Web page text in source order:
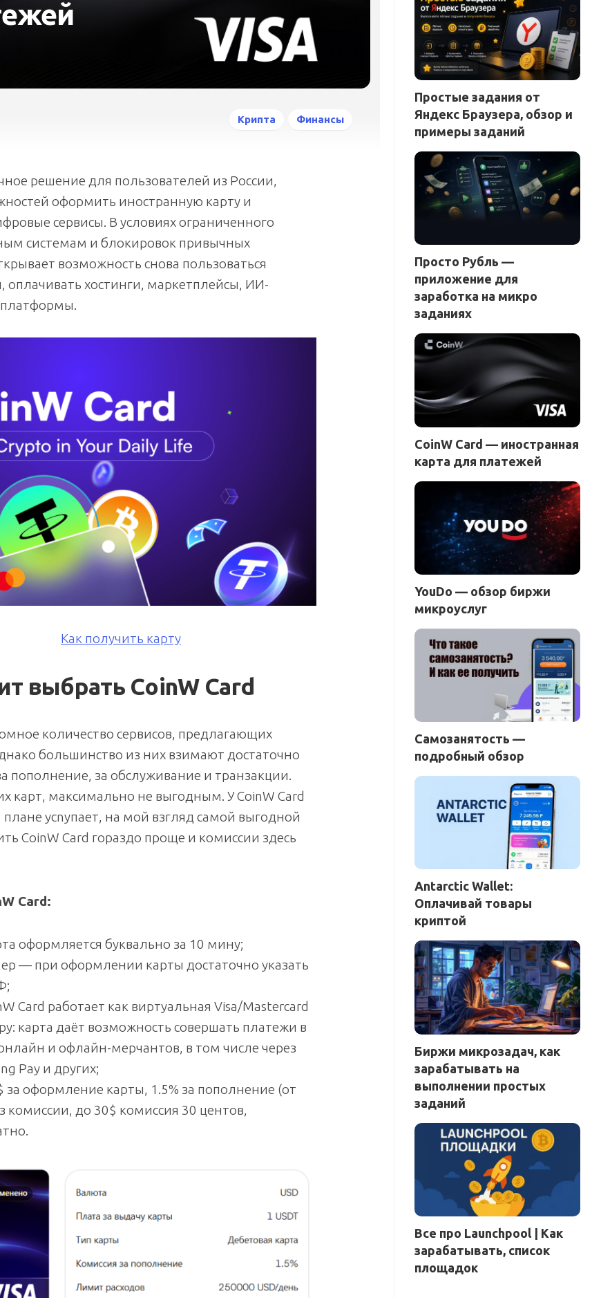
Крипта Финансы
решение для пользователей из России,
оформить иностранную карту и
сервисы. В условиях ограниченного
системам и блокировок привычных
возможность снова пользоваться
хостинги, маркетплейсы, ИИ-
Как получить карту
выбрать CoinW Card
количество сервисов, предлагающих
большинство из них взимают достаточно
пополнение, за обслуживание и транзакции.
карт, максимально не выгодным. У CoinW Card
усnупает, на мой взгляд самой выгодной
CoinW Card гораздо проще и комиссии здесь
Card:
оформляется буквально за 10 мину;
— при оформлении карты достаточно указать
Card работает как виртуальная Visa/Mastercard
карта даёт возможность совершать платежи в
и офлайн-мерчантов, в том числе через
Pay и других;
за оформление карты, 1.5% за пополнение (от
комиссии, до 30$ комиссия 30 центов,
Простые задания от
Яндекс Браузера, обзор и
примеры заданий
Просто Рубль —
приложение для
заработка на микро
заданиях
CoinW Card — иностранная
карта для платежей
YouDo — обзор биржи
микроуслуг
Самозанятость —
подробный обзор
Antarctic Wallet:
Оплачивай товары
криптой
Биржи микрозадач, как
зарабатывать на
выполнении простых
заданий
Все про Launchpool | Как
зарабатывать, список
площадок